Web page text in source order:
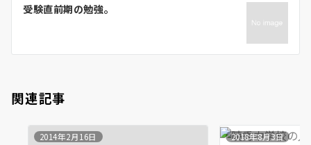
ン
受験直前期の勉強。
関連記事
2014年2月16日 2018年8月3日